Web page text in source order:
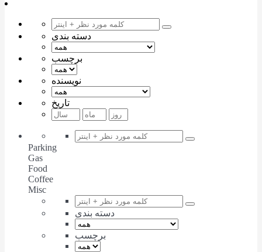
دسته بندی
برچسب
نویسنده
تاریخ
Parking
Gas
Food
Coffee
Misc
دسته بندی
برچسب